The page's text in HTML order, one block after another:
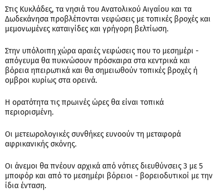
Στις Κυκλάδες, τα νησιά του Ανατολικού Αιγαίου και τα
Δωδεκάνησα προβλέπονται νεφώσεις με τοπικές βροχές και
μεμονωμένες καταιγίδες και γρήγορη βελτίωση.
Στην υπόλοιπη χώρα αραιές νεφώσεις που το μεσημέρι -
απόγευμα θα πυκνώσουν πρόσκαιρα στα κεντρικά και
βόρεια ηπειρωτικά και θα σημειωθούν τοπικές βροχές ή
ομβροι κυρίως στα ορεινά.
Η ορατότητα τις πρωινές ώρες θα είναι τοπικά
περιορισμένη.
Οι μετεωρολογικές συνθήκες ευνοούν τη μεταφορά
αφρικανικής σκόνης.
Οι άνεμοι θα πνέουν αρχικά από νότιες διευθύνσεις 3 με 5
μποφόρ και από το μεσημέρι βόρειοι - βορειοδυτικοί με την
ίδια ένταση.